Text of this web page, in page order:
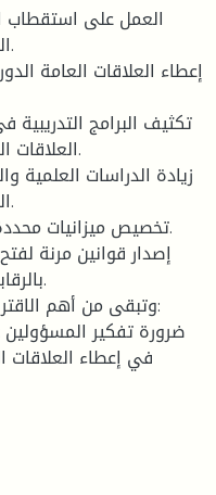
العلاقات
في إعطاء